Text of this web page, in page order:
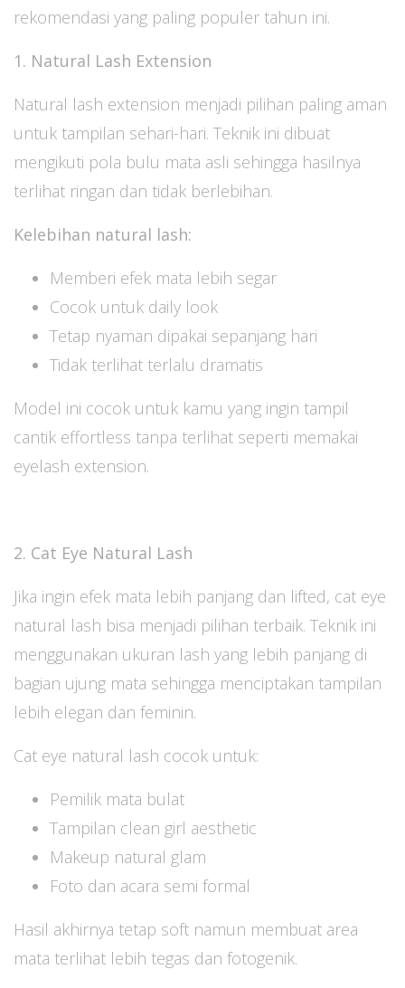
rekomendasi yang paling populer tahun ini.
1. Natural Lash Extension
Natural lash extension menjadi pilihan paling aman
untuk tampilan sehari-hari. Teknik ini dibuat
mengikuti pola bulu mata asli sehingga hasilnya
terlihat ringan dan tidak berlebihan.
Kelebihan natural lash:
Memberi efek mata lebih segar
Cocok untuk daily look
Tetap nyaman dipakai sepanjang hari
Tidak terlihat terlalu dramatis
Model ini cocok untuk kamu yang ingin tampil
cantik effortless tanpa terlihat seperti memakai
eyelash extension.
2. Cat Eye Natural Lash
Jika ingin efek mata lebih panjang dan lifted, cat eye
natural lash bisa menjadi pilihan terbaik. Teknik ini
menggunakan ukuran lash yang lebih panjang di
bagian ujung mata sehingga menciptakan tampilan
lebih elegan dan feminin.
Cat eye natural lash cocok untuk:
Pemilik mata bulat
Tampilan clean girl aesthetic
Makeup natural glam
Foto dan acara semi formal
Hasil akhirnya tetap soft namun membuat area
mata terlihat lebih tegas dan fotogenik.